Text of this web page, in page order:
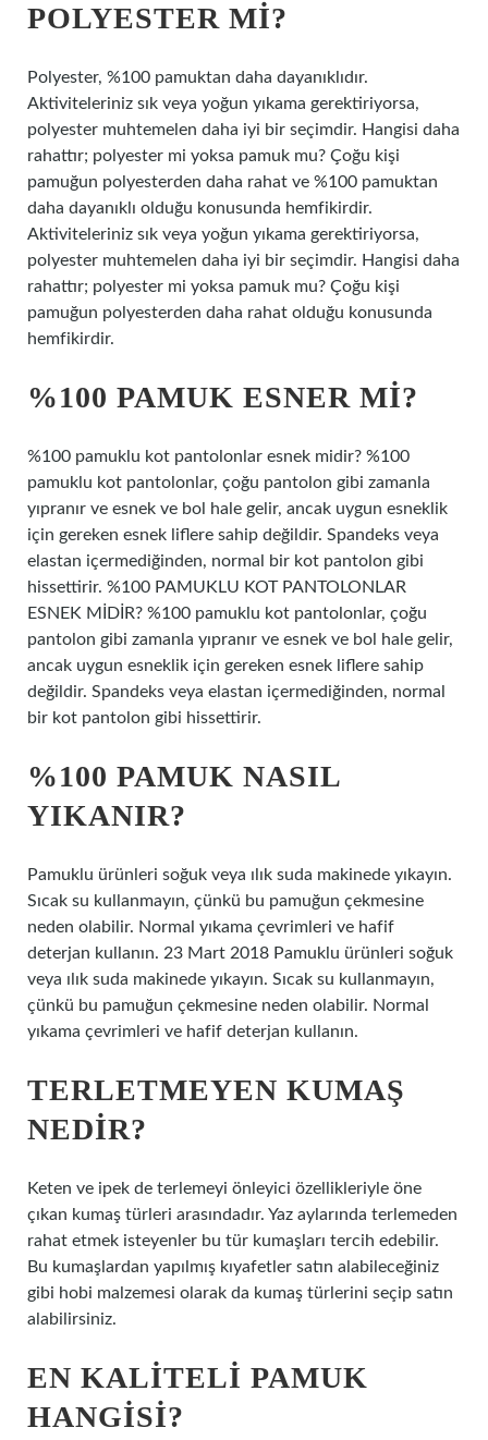
POLYESTER MI?
Polyester, %100 pamuktan daha dayanıklıdır.
Aktiviteleriniz sık veya yoğun yıkama gerektiriyorsa,
polyester muhtemelen daha iyi bir seçimdir. Hangisi daha
rahattır; polyester mi yoksa pamuk mu? Çoğu kişi
pamuğun polyesterden daha rahat ve %100 pamuktan
daha dayanıklı olduğu konusunda hemfikirdir.
Aktiviteleriniz sık veya yoğun yıkama gerektiriyorsa,
polyester muhtemelen daha iyi bir seçimdir. Hangisi daha
rahattır; polyester mi yoksa pamuk mu? Çoğu kişi
pamuğun polyesterden daha rahat olduğu konusunda
hemfikirdir.
%100 PAMUK ESNER MI?
%100 pamuklu kot pantolonlar esnek midir? %100
pamuklu kot pantolonlar, çoğu pantolon gibi zamanla
yıpranır ve esnek ve bol hale gelir, ancak uygun esneklik
için gereken esnek liflere sahip değildir. Spandeks veya
elastan içermediğinden, normal bir kot pantolon gibi
hissettirir. %100 PAMUKLU KOT PANTOLONLAR
ESNEK MİDİR? %100 pamuklu kot pantolonlar, çoğu
pantolon gibi zamanla yıpranır ve esnek ve bol hale gelir,
ancak uygun esneklik için gereken esnek liflere sahip
değildir. Spandeks veya elastan içermediğinden, normal
bir kot pantolon gibi hissettirir.
%100 PAMUK NASIL
YIKANIR?
Pamuklu ürünleri soğuk veya ılık suda makinede yıkayın.
Sıcak su kullanmayın, çünkü bu pamuğun çekmesine
neden olabilir. Normal yıkama çevrimleri ve hafif
deterjan kullanın. 23 Mart 2018 Pamuklu ürünleri soğuk
veya ılık suda makinede yıkayın. Sıcak su kullanmayın,
çünkü bu pamuğun çekmesine neden olabilir. Normal
yıkama çevrimleri ve hafif deterjan kullanın.
TERLETMEYEN KUMAŞ
NEDIR?
Keten ve ipek de terlemeyi önleyici özellikleriyle öne
çıkan kumaş türleri arasındadır. Yaz aylarında terlemeden
rahat etmek isteyenler bu tür kumaşları tercih edebilir.
Bu kumaşlardan yapılmış kıyafetler satın alabileceğiniz
gibi hobi malzemesi olarak da kumaş türlerini seçip satın
alabilirsiniz.
EN KALITELI PAMUK
HANGISI?